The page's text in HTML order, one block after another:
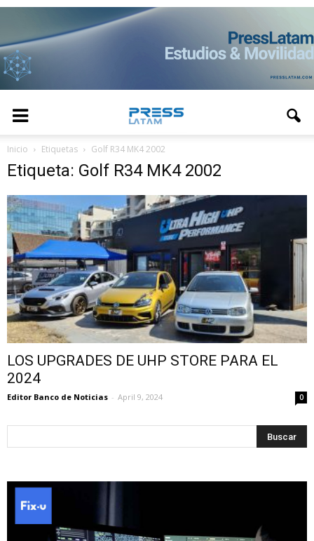
Inicio Etiquetas Golf R34 MK4 2002
Etiqueta: Golf R34 MK4 2002
LOS UPGRADES DE UHP STORE PARA EL
2024
Editor Banco de Noticias - April 9, 2024 0